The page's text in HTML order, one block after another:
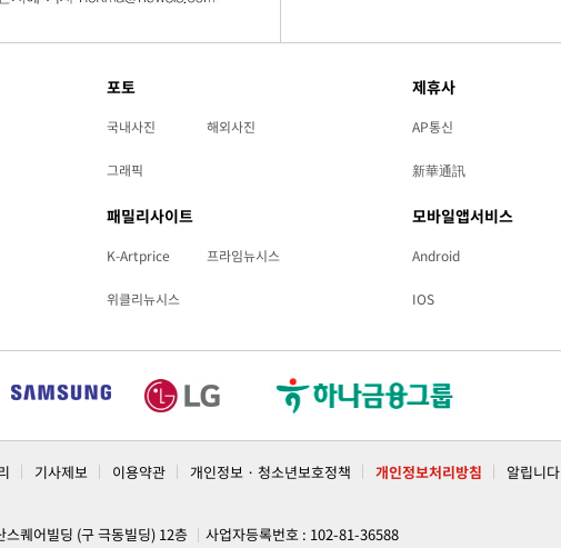
포토
국내사진 해외사진
그래픽
패밀리사이트
K-Artprice 프라임뉴시스
위클리뉴시스
제휴사
AP통신
新華通訊
모바일앱서비스
Android
IOS
기사제보 이용약관 개인정보 · 청소년보호정책 개인정보처리방침 알립니다
퀘어빌딩 (구 극동빌딩) 12층 사업자등록번호 : 102-81-36588